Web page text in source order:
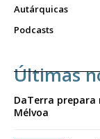
Autárquicas
Podcasts
Últimas
DaTerra
Mélvoa